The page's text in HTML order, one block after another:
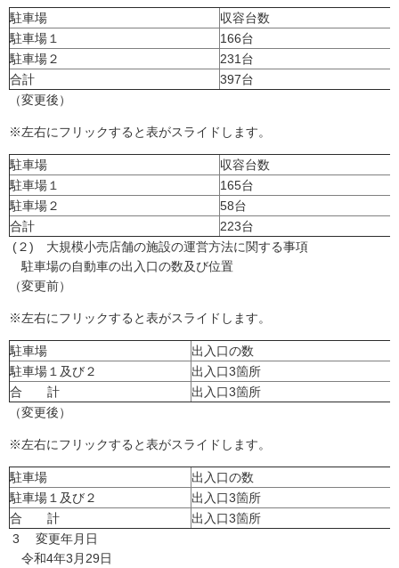
駐車場
収容台数
駐車場１
166台
駐車場２
231台
合計
397台
（変更後）
※左右にフリックすると表がスライドします。
駐車場
収容台数
駐車場１
165台
駐車場２
58台
合計
223台
(２) 大規模小売店舗の施設の運営方法に関する事項
駐車場の自動車の出入口の数及び位置
（変更前）
※左右にフリックすると表がスライドします。
駐車場
出入口の数
駐車場１及び２
出入口3箇所
合 計
出入口3箇所
（変更後）
※左右にフリックすると表がスライドします。
駐車場
出入口の数
駐車場１及び２
出入口3箇所
合 計
出入口3箇所
3 変更年月日
令和4年3月29日